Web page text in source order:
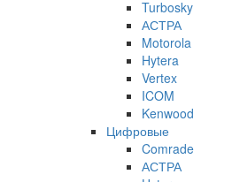
Turbosky
АСТРА
Motorola
Hytera
Vertex
ICOM
Kenwood
Цифровые
Comrade
АСТРА